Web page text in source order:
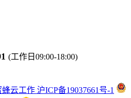
(工作日09:00-18:00)
云工作 沪ICP备19037661号-1